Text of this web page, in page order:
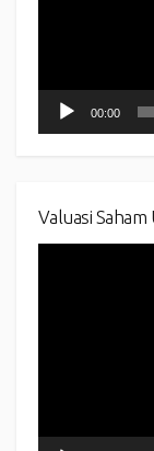
00:00
Valuasi